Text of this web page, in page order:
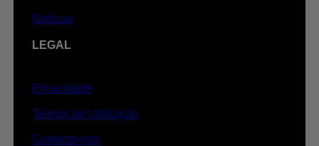
Notícias
LEGAL
Privacidade
Termos de Utilização
Contacta-nos